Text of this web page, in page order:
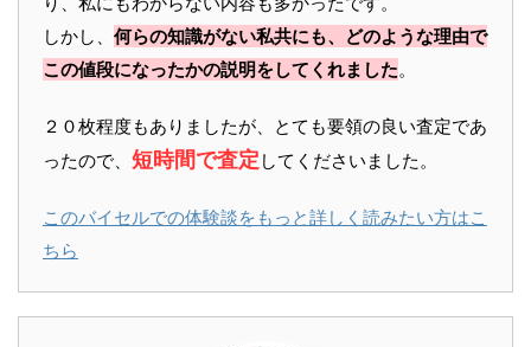
しかし、 何らの知識がない私共にも、どのような理由で
この値段になったかの説明をしてくれました。
２０枚程度もありましたが、とても要領の良い査定であ
ったので、 短時間で査定 してくださいました。
このバイセルでの体験談をもっと詳しく読みたい方はこ
ちら